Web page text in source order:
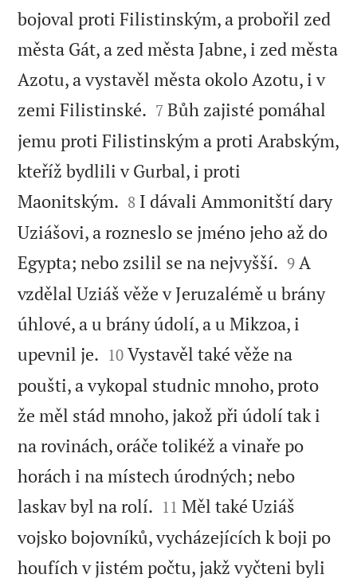
bojoval proti Filistinským, a probořil zed
města Gát, a zed města Jabne, i zed města
Azotu, a vystavěl města okolo Azotu, i v
zemi Filistinské. 

7 Bůh zajisté pomáhal
jemu proti Filistinským a proti Arabským,
kteříž bydlili v Gurbal, i proti
Maonitským. 

8 I dávali Ammonitští dary
Uziášovi, a rozneslo se jméno jeho až do
Egypta; nebo zsilil se na nejvyšší. 

9 A
vzdělal Uziáš věže v Jeruzalémě u brány
úhlové, a u brány údolí, a u Mikzoa, i
upevnil je. 

10 Vystavěl také věže na
poušti, a vykopal studnic mnoho, proto
že měl stád mnoho, jakož při údolí tak i
na rovinách, oráče tolikéž a vinaře po
horách i na místech úrodných; nebo
laskav byl na rolí. 

11 Měl také Uziáš
vojsko bojovníků, vycházejících k boji po
houfích v jistém počtu, jakž vyčteni byli